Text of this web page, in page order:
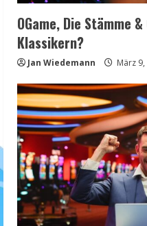
OGame, Die Stämme
Klassikern?
Jan Wiedemann März